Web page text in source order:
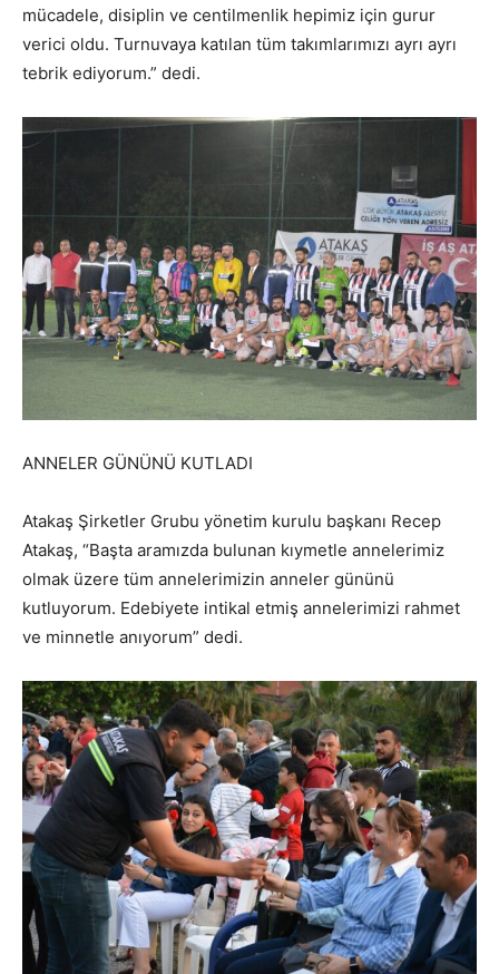
mücadele, disiplin ve centilmenlik hepimiz için gurur
verici oldu. Turnuvaya katılan tüm takımlarımızı ayrı ayrı
tebrik ediyorum.” dedi.
ANNELER GÜNÜNÜ KUTLADI
Atakaş Şirketler Grubu yönetim kurulu başkanı Recep
Atakaş, “Başta aramızda bulunan kıymetle annelerimiz
olmak üzere tüm annelerimizin anneler gününü
kutluyorum. Edebiyete intikal etmiş annelerimizi rahmet
ve minnetle anıyorum” dedi.